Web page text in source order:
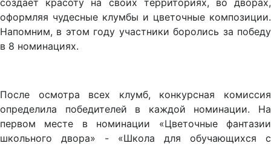
создает красоту на своих территориях, во дворах,
оформляя чудесные клумбы и цветочные композиции.
Напомним, в этом году участники боролись за победу
в 8 номинациях.
После осмотра всех клумб, конкурсная комиссия
определила победителей в каждой номинации. На
первом месте в номинации «Цветочные фантазии
школьного двора» - «Школа для обучающихся с